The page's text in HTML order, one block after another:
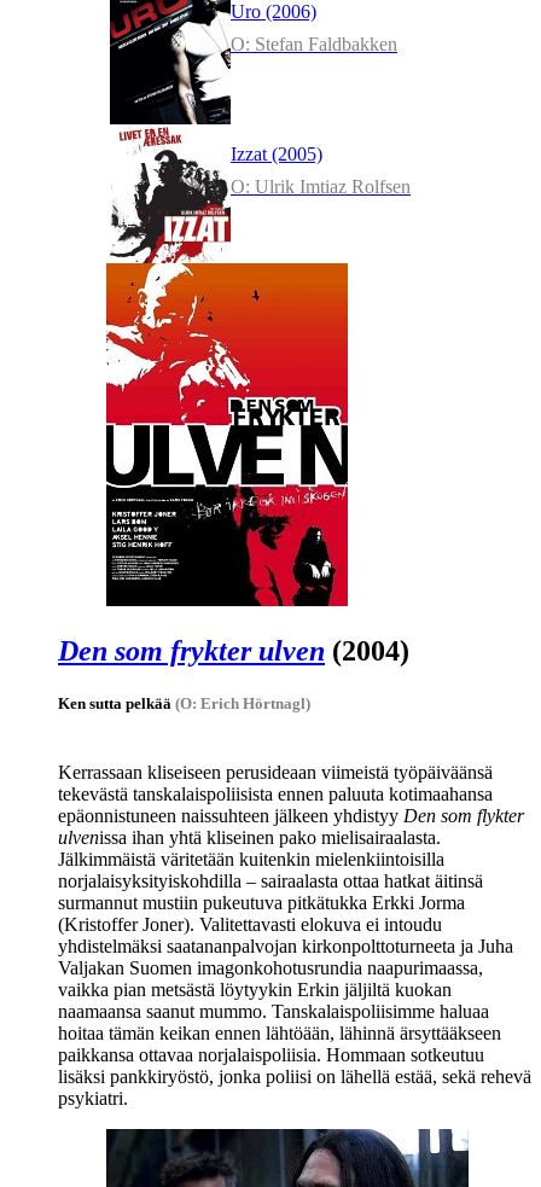
Uro (2006)
O: Stefan Faldbakken
Izzat (2005)
O: Ulrik Imtiaz Rolfsen
Den som frykter ulven (2004)
Ken sutta pelkää (O: Erich Hörtnagl)
Kerrassaan kliseiseen perusideaan viimeistä työpäiväänsä
tekevästä tanskalaispoliisista ennen paluuta kotimaahansa
epäonnistuneen naissuhteen jälkeen yhdistyy Den som flykter
ulvenissa ihan yhtä kliseinen pako mielisairaalasta.
Jälkimmäistä väritetään kuitenkin mielenkiintoisilla
norjalaisyksityiskohdilla – sairaalasta ottaa hatkat äitinsä
surmannut mustiin pukeutuva pitkätukka Erkki Jorma
(Kristoffer Joner). Valitettavasti elokuva ei intoudu
yhdistelmäksi saatananpalvojan kirkonpolttoturneeta ja Juha
Valjakan Suomen imagonkohotusrundia naapurimaassa,
vaikka pian metsästä löytyykin Erkin jäljiltä kuokan
naamaansa saanut mummo. Tanskalaispoliisimme haluaa
hoitaa tämän keikan ennen lähtöään, lähinnä ärsyttääkseen
paikkansa ottavaa norjalaispoliisia. Hommaan sotkeutuu
lisäksi pankkiryöstö, jonka poliisi on lähellä estää, sekä rehevä
psykiatri.